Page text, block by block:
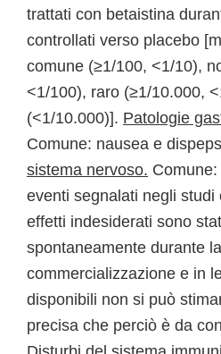
trattati con betaistina
controllati verso placebo
comune (≥1/100, <1/10),
<1/100), raro (≥1/10.000,
(<1/10.000)]. Patologie
Comune: nausea e
sistema nervoso.
eventi segnalati negli studi
effetti indesiderati sono
spontaneamente durante la
commercializzazione e in
disponibili non si può
precisa che perciò è da